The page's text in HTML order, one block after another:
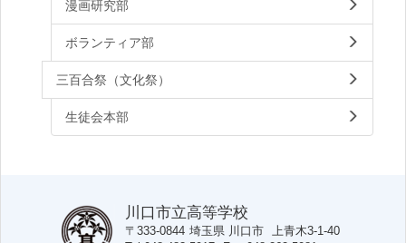
漫画研究部
ボランティア部
三百合祭（文化祭）
生徒会本部
川口市立高等学校
〒333-0844 埼玉県 川口市 上青木3-1-40